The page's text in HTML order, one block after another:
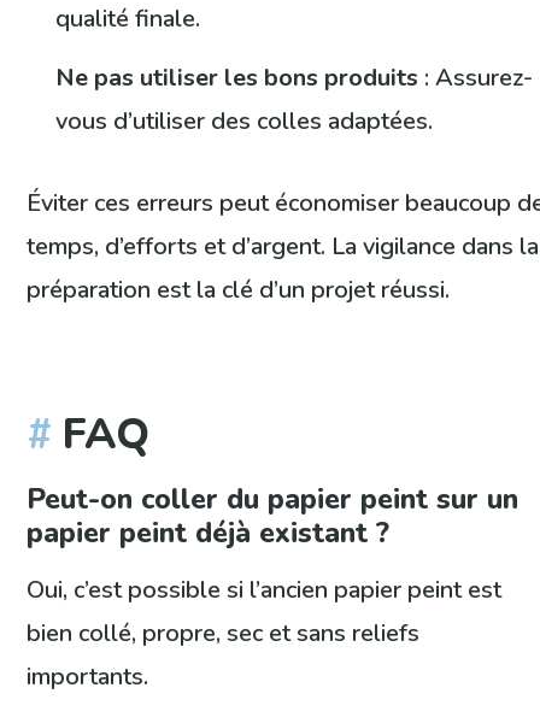
qualité finale.
Ne pas utiliser les bons produits : Assurez-
vous d’utiliser des colles adaptées.
Éviter ces erreurs peut économiser beaucoup
temps, d’efforts et d’argent. La vigilance dans la
préparation est la clé d’un projet réussi.
FAQ
Peut-on coller du papier peint sur un
papier peint déjà existant ?
Oui, c’est possible si l’ancien papier peint est
bien collé, propre, sec et sans reliefs
importants.